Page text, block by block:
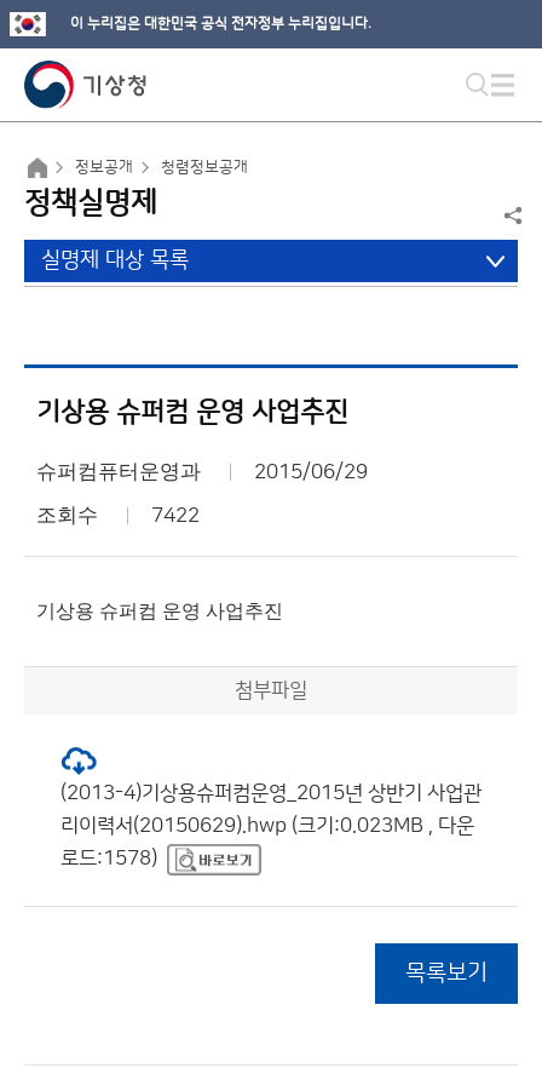
이 누리집은 대한민국 공식 전자정부 누리집입니다.
정보공개 청렴정보공개
정책실명제
실명제 대상 목록
기상용 슈퍼컴 운영 사업추진
슈퍼컴퓨터운영과 2015/06/29
조회수 7422
기상용 슈퍼컴 운영 사업추진
첨부파일
(2013-4)기상용슈퍼컴운영_2015년 상반기 사업관
리이력서(20150629).hwp (크기:0.023MB , 다운
로드:1578)
목록보기